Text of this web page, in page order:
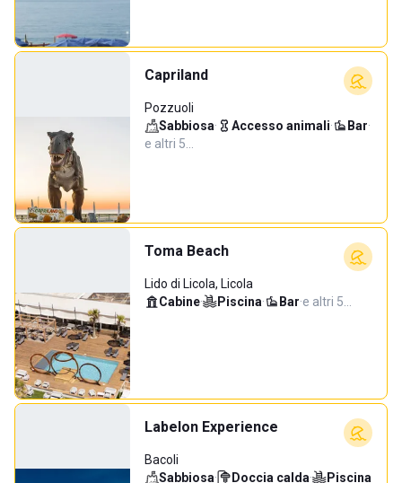
Capriland
Pozzuoli
Sabbiosa· Accesso animali· Bar·
e altri 5…
Toma Beach
Lido di Licola, Licola
Cabine· Piscina· Bar·e altri 5…
Labelon Experience
Bacoli
Sabbiosa· Doccia calda·
Piscina